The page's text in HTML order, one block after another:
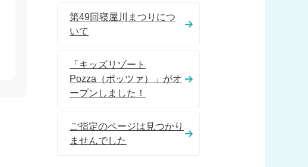
第49回寝屋川まつりにつ
いて
「キッズリゾート
Pozza（ポッツァ）」がオ
ープンしました！
ご指定のページは見つかり
ませんでした